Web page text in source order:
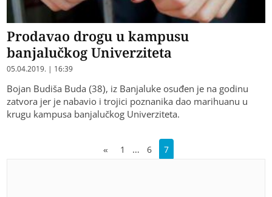
Prodavao drogu u kampusu
banjalučkog Univerziteta
05.04.2019. | 16:39
Bojan Budiša Buda (38), iz Banjaluke osuđen je na godinu
zatvora jer je nabavio i trojici poznanika dao marihuanu u
krugu kampusa banjalučkog Univerziteta.
« 1 … 6 7